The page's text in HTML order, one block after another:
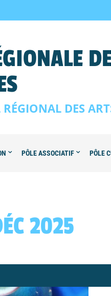
DES
PÔLE ASSOCIATIF PÔLE
2025